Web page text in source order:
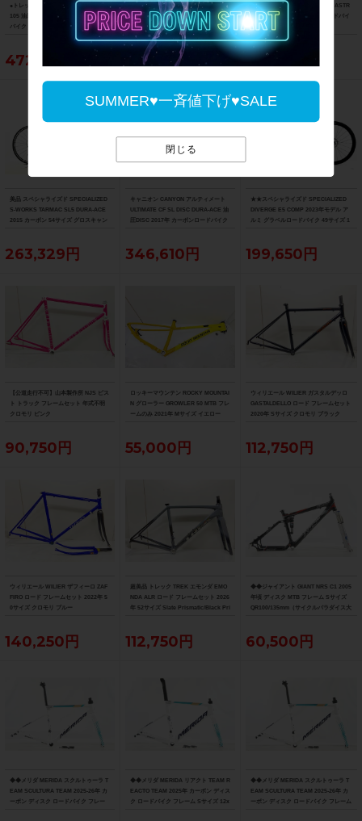
SUMMER♥一斉値下げ♥SALE
閉じる
●トレック TREK マドン MADONE SL6
105 油圧DISC 2021年 カーボンロード
バイク 52サイズ リチウムグレー/トレ
472,153円
フェルト FELT F5 105 2013年 カーボ
ンロードバイク 58サイズ ブラック
55,000円
サンピード SUNPEED アストロ ASTR
O Tiagra 油圧DISC 2025年 ロードバイ
ク Lサイズ ブラック
63,800円
美品 スペシャライズド SPECIALIZED
S-WORKS TARMAC SL5 DURA-ACE
2015 カーボン 54サイズ グロスキャン
263,329円
キャニオン CANYON アルティメート
ULTIMATE CF SL DISC DURA-ACE 油
圧DISC 2017年 カーボンロードバイク
346,610円
★★スペシャライズド SPECIALIZED
DIVERGE E5 COMP 2023年モデル ア
ルミ グラベルロードバイク 49サイズ 1
199,650円
【公道走行不可】山本製作所 NJS ピス
ト トラック フレームセット 年式不明
クロモリ ピンク
90,750円
ロッキーマウンテン ROCKY MOUNTAI
N グローラー GROWLER 50 MTB フレ
ームのみ 2021年 Mサイズ イエロー
55,000円
ウィリエール WILIER ガスタルデッロ
GASTALDELLO ロード フレームセット
2020年 Sサイズ クロモリ ブラック
112,750円
ウィリエール WILIER ザフィーロ ZAF
FIRO ロード フレームセット 2022年 5
0サイズ クロモリ ブルー
140,250円
超美品 トレック TREK エモンダ EMO
NDA ALR ロード フレームセット 2026
年 52サイズ Slate Prismatic/Black Pri
112,750円
◆◆ジャイアント GIANT NRS C1 2005
年頃 ディスク MTB フレーム Sサイズ
QR100/135mm（サイクルパラダイス大
60,500円
◆◆メリダ MERIDA スクルトゥーラ T
EAM SCULTURA TEAM 2025-26年 カ
ーボン ディスク ロードバイク フレー
◆◆メリダ MERIDA リアクト TEAM R
EACTO TEAM 2025年 カーボン ディス
ク ロードバイク フレーム Sサイズ 12x
◆◆メリダ MERIDA スクルトゥーラ T
EAM SCULTURA TEAM 2025-26年 カ
ーボン ディスク ロードバイク フレーム